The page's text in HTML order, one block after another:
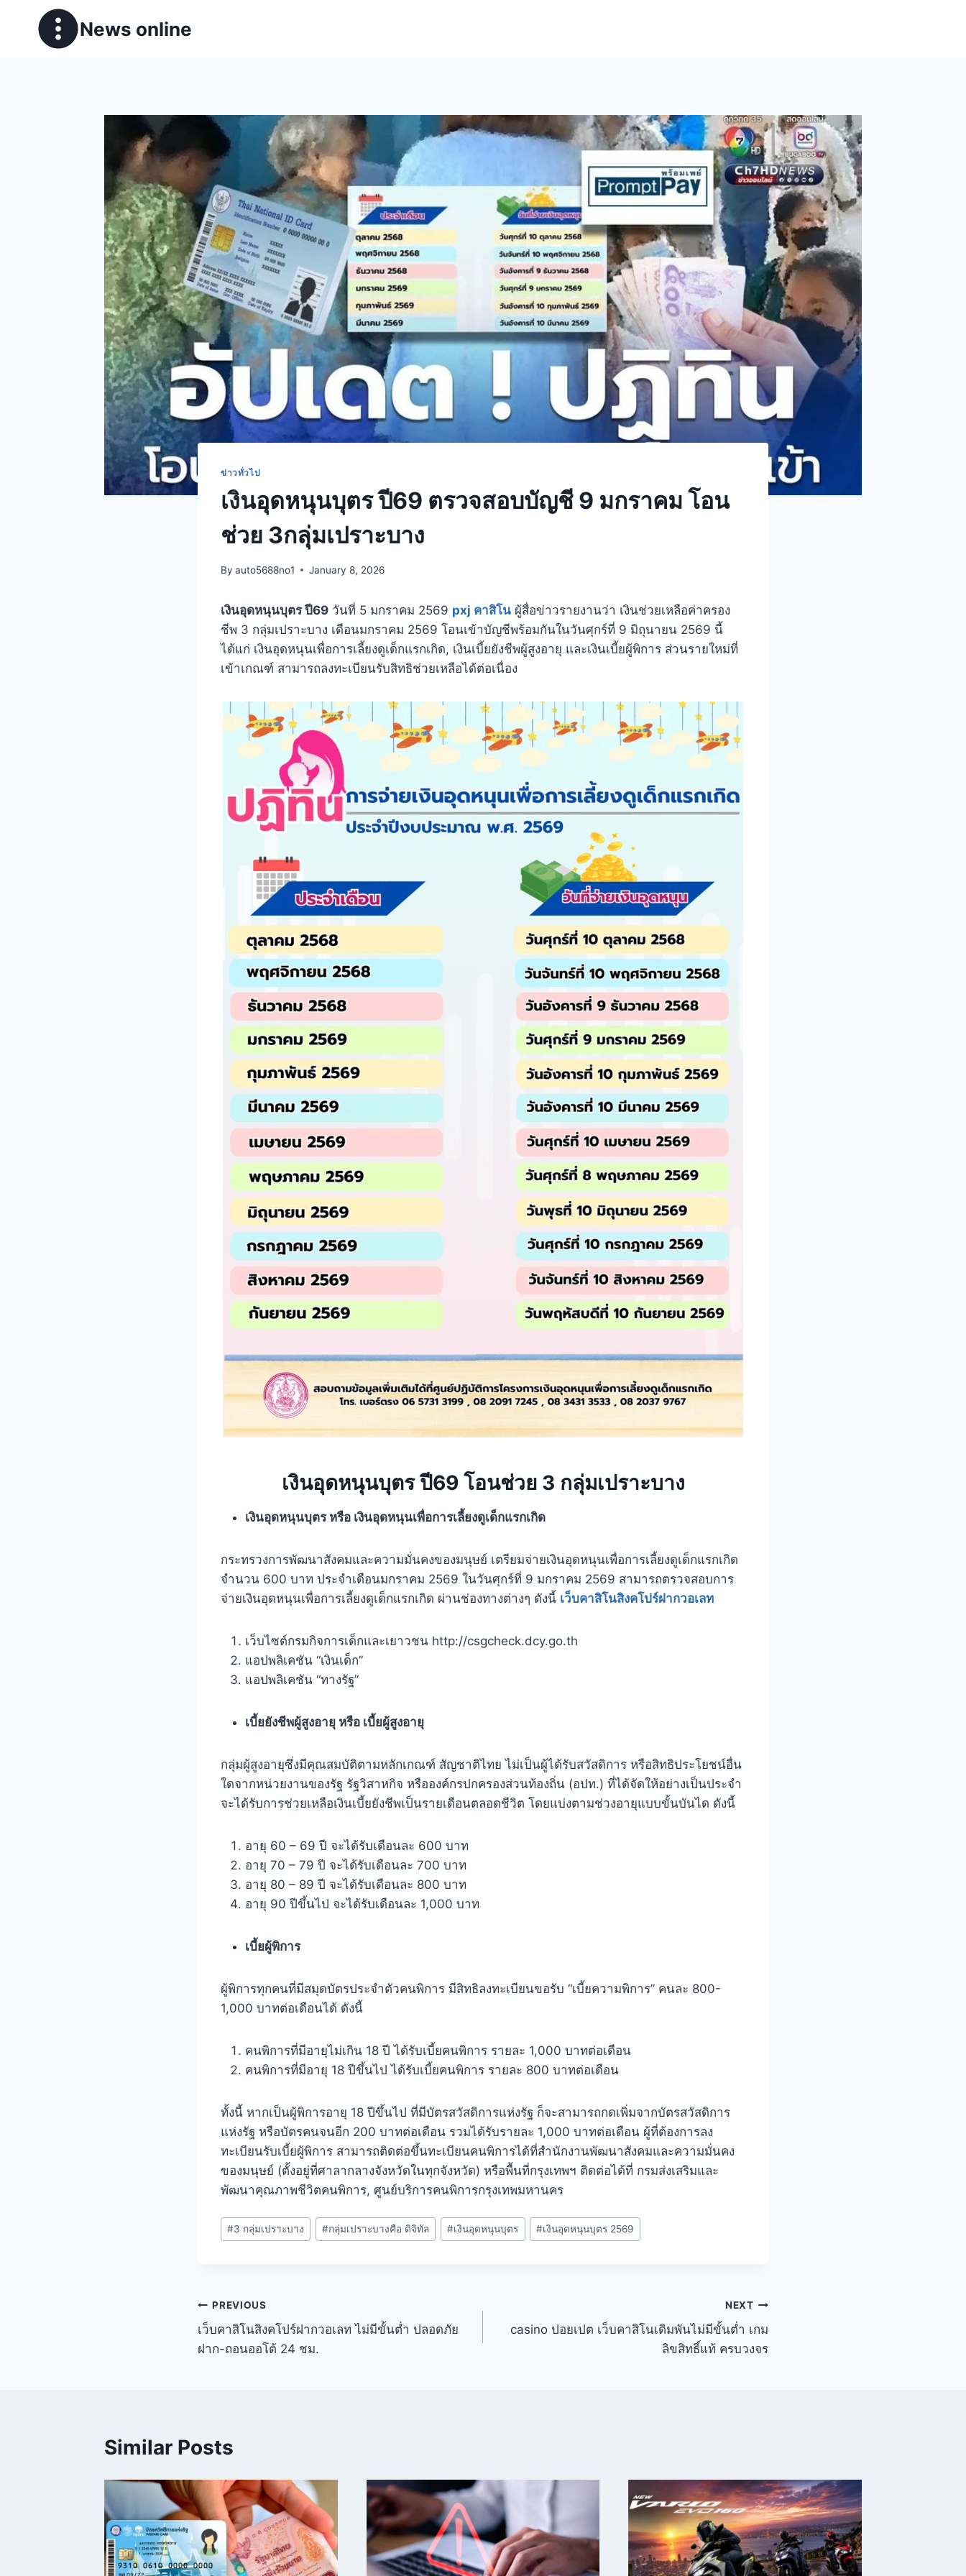
News online
ข่าวทั่วไป
เงินอุดหนุนบุตร ปี69 ตรวจสอบบัญชี 9 มกราคม โอน
ช่วย 3กลุ่มเปราะบาง
By auto5688no1 January 8, 2026
เงินอุดหนุนบุตร ปี69 วันที่ 5 มกราคม 2569 pxj คาสิโน ผู้สื่อข่าวรายงานว่า เงินช่วยเหลือค่าครอง
ชีพ 3 กลุ่มเปราะบาง เดือนมกราคม 2569 โอนเข้าบัญชีพร้อมกันในวันศุกร์ที่ 9 มิถุนายน 2569 นี้
ได้แก่ เงินอุดหนุนเพื่อการเลี้ยงดูเด็กแรกเกิด, เงินเบี้ยยังชีพผู้สูงอายุ และเงินเบี้ยผู้พิการ ส่วนรายใหม่ที่
เข้าเกณฑ์ สามารถลงทะเบียนรับสิทธิช่วยเหลือได้ต่อเนื่อง
เงินอุดหนุนบุตร ปี69 โอนช่วย 3 กลุ่มเปราะบาง
เงินอุดหนุนบุตร หรือ เงินอุดหนุนเพื่อการเลี้ยงดูเด็กแรกเกิด
กระทรวงการพัฒนาสังคมและความมั่นคงของมนุษย์ เตรียมจ่ายเงินอุดหนุนเพื่อการเลี้ยงดูเด็กแรกเกิด
จำนวน 600 บาท ประจำเดือนมกราคม 2569 ในวันศุกร์ที่ 9 มกราคม 2569 สามารถตรวจสอบการ
จ่ายเงินอุดหนุนเพื่อการเลี้ยงดูเด็กแรกเกิด ผ่านช่องทางต่างๆ ดังนี้ เว็บคาสิโนสิงคโปร์ฝากวอเลท
เว็บไซต์กรมกิจการเด็กและเยาวชน http://csgcheck.dcy.go.th
แอปพลิเคชัน “เงินเด็ก”
แอปพลิเคชัน “ทางรัฐ”
เบี้ยยังชีพผู้สูงอายุ หรือ เบี้ยผู้สูงอายุ
กลุ่มผู้สูงอายุซึ่งมีคุณสมบัติตามหลักเกณฑ์ สัญชาติไทย ไม่เป็นผู้ได้รับสวัสดิการ หรือสิทธิประโยชน์อื่น
ใดจากหน่วยงานของรัฐ รัฐวิสาหกิจ หรือองค์กรปกครองส่วนท้องถิ่น (อปท.) ที่ได้จัดให้อย่างเป็นประจำ
จะได้รับการช่วยเหลือเงินเบี้ยยังชีพเป็นรายเดือนตลอดชีวิต โดยแบ่งตามช่วงอายุแบบขั้นบันได ดังนี้
อายุ 60 – 69 ปี จะได้รับเดือนละ 600 บาท
อายุ 70 – 79 ปี จะได้รับเดือนละ 700 บาท
อายุ 80 – 89 ปี จะได้รับเดือนละ 800 บาท
อายุ 90 ปีขึ้นไป จะได้รับเดือนละ 1,000 บาท
เบี้ยผู้พิการ
ผู้พิการทุกคนที่มีสมุดบัตรประจำตัวคนพิการ มีสิทธิลงทะเบียนขอรับ “เบี้ยความพิการ” คนละ 800-
1,000 บาทต่อเดือนได้ ดังนี้
คนพิการที่มีอายุไม่เกิน 18 ปี ได้รับเบี้ยคนพิการ รายละ 1,000 บาทต่อเดือน
คนพิการที่มีอายุ 18 ปีขึ้นไป ได้รับเบี้ยคนพิการ รายละ 800 บาทต่อเดือน
ทั้งนี้ หากเป็นผู้พิการอายุ 18 ปีขึ้นไป ที่มีบัตรสวัสดิการแห่งรัฐ ก็จะสามารถกดเพิ่มจากบัตรสวัสดิการ
แห่งรัฐ หรือบัตรคนจนอีก 200 บาทต่อเดือน รวมได้รับรายละ 1,000 บาทต่อเดือน ผู้ที่ต้องการลง
ทะเบียนรับเบี้ยผู้พิการ สามารถติดต่อขึ้นทะเบียนคนพิการได้ที่สำนักงานพัฒนาสังคมและความมั่นคง
ของมนุษย์ (ตั้งอยู่ที่ศาลากลางจังหวัดในทุกจังหวัด) หรือพื้นที่กรุงเทพฯ ติดต่อได้ที่ กรมส่งเสริมและ
พัฒนาคุณภาพชีวิตคนพิการ, ศูนย์บริการคนพิการกรุงเทพมหานคร
#3 กลุ่มเปราะบาง #กลุ่มเปราะบางคือ ดิจิทัล #เงินอุดหนุนบุตร #เงินอุดหนุนบุตร 2569
PREVIOUS
เว็บคาสิโนสิงคโปร์ฝากวอเลท ไม่มีขั้นต่ำ ปลอดภัย
ฝาก-ถอนออโต้ 24 ชม.
NEXT
casino ปอยเปต เว็บคาสิโนเดิมพันไม่มีขั้นต่ำ เกม
ลิขสิทธิ์แท้ ครบวงจร
Similar Posts